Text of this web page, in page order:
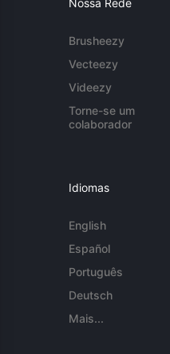
Nossa Rede
Brusheezy
Vecteezy
Videezy
Torne-se um
colaborador
Idiomas
English
Español
Português
Deutsch
Mais...